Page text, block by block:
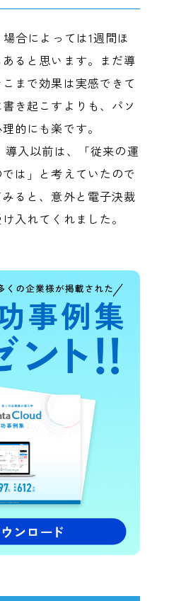
合によっては1週間ほ
ると思います。まだ導
まで効果は実感できて
き起こすよりも、パソ
的にも楽です。
導入以前は、「従来の運
は」と考えていたので
ると、意外と電子決裁
入れてくれました。